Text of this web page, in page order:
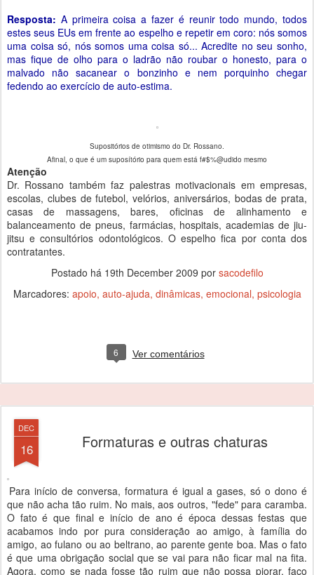
Resposta: A primeira coisa a fazer é reunir todo mundo, todos
estes seus EUs em frente ao espelho e repetir em coro: nós somos
uma coisa só, nós somos uma coisa só... Acredite no seu sonho,
mas fique de olho para o ladrão não roubar o honesto, para o
malvado não sacanear o bonzinho e nem porquinho chegar
fedendo ao exercício de auto-estima.
Supositórios de otimismo do Dr. Rossano.
Afinal, o que é um suposítório para quem está f#$%@udido mesmo
Atenção
Dr. Rossano também faz palestras motivacionais em empresas,
escolas, clubes de futebol, velórios, aniversários, bodas de prata,
casas de massagens, bares, oficinas de alinhamento e
balanceamento de pneus, farmácias, hospitais, academias de jiu-
jitsu e consultórios odontológicos. O espelho fica por conta dos
contratantes.
Postado há 19th December 2009 por sacodefilo
Marcadores: apoio auto-ajuda dinâmicas emocional psicologia
6 Ver comentários
DEC
16 Formaturas e outras chaturas
Para início de conversa, formatura é igual a gases, só o dono é
que não acha tão ruim. No mais, aos outros, "fede" para caramba.
O fato é que final e início de ano é época dessas festas que
acabamos indo por pura consideração ao amigo, à família do
amigo, ao fulano ou ao beltrano, ao parente gente boa. Mas o fato
é que uma obrigação social que se vai para não ficar mal na fita.
Agora, como se nada fosse tão ruim que não possa piorar, faço